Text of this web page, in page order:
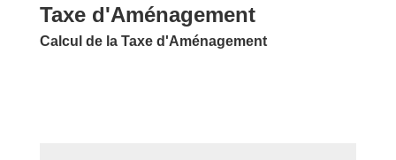
Taxe d'Aménagement
Calcul de la Taxe d'Aménagement